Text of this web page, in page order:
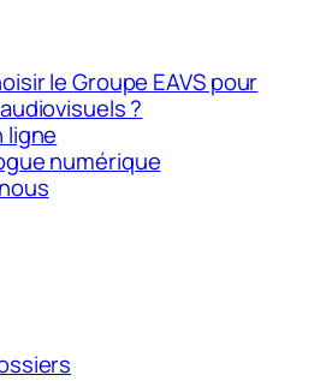
le Groupe EAVS pour
?
ligne
numérique